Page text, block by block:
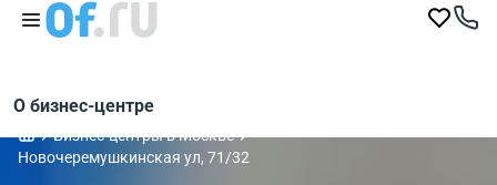
О бизнес-центре
Бизнес-центры в Москве
Новочеремушкинская ул, 71/32